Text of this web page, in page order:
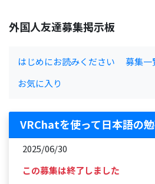
外国人友達募集掲示板
はじめにお読みください 募集一
お気に入り
VRChatを使って日本語の
2025/06/30
この募集は終了しました